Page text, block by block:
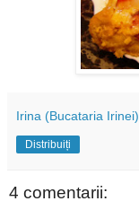
Irina (Bucataria Irinei)
Distribuiți
4 comentarii: